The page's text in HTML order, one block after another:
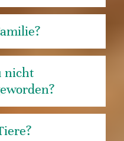
nicht